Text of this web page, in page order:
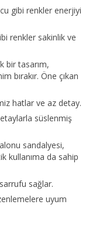
gibi renkler enerjiyi
renkler sakinlik ve
bir tasarım,
bırakır. Öne çıkan
hatlar ve az detay.
süslenmiş
sandalyesi,
kullanıma da sahip
sağlar.
uyum